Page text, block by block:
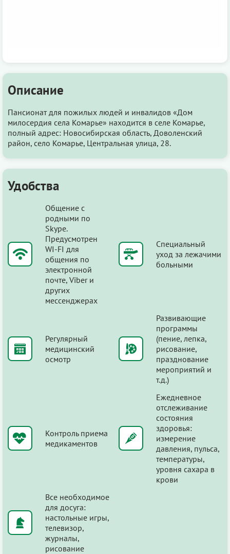
Описание
Пансионат для пожилых людей и инвалидов «Дом
милосердия села Комарье» находится в селе Комарье,
полный адрес: Новосибирская область, Доволенский
район, село Комарье, Центральная улица, 28.
Удобства
Общение с
родными по
Skype.
Предусмотрен
WI-FI для
общения по
электронной
почте, Viber и
других
мессенджерах
Специальный
уход за лежачими
больными
Регулярный
медицинский
осмотр
Развивающие
программы
(пение, лепка,
рисование,
празднование
мероприятий и
т.д.)
Контроль приема
медикаментов
Ежедневное
отслеживание
состояния
здоровья:
измерение
давления, пульса,
температуры,
уровня сахара в
крови
Все необходимое
для досуга:
настольные игры,
телевизор,
журналы,
рисование